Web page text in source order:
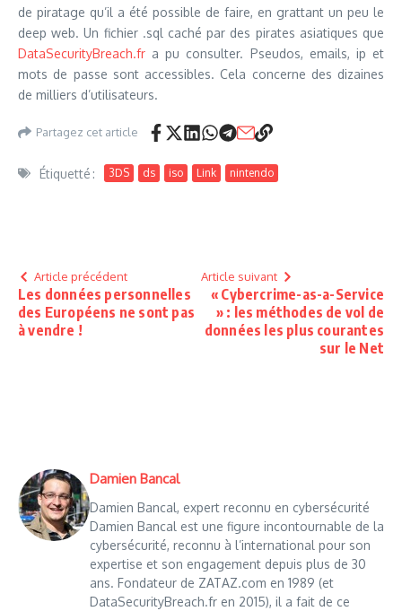
de piratage qu’il a été possible de faire, en grattant un peu le
deep web. Un fichier .sql caché par des pirates asiatiques que
DataSecurityBreach.fr a pu consulter. Pseudos, emails, ip et
mots de passe sont accessibles. Cela concerne des dizaines
de milliers d’utilisateurs.
Partagez cet article
Étiquetté : 3DS ds iso Link nintendo
Article précédent
Les données personnelles
des Européens ne sont pas
à vendre !
Article suivant
« Cybercrime-as-a-Service
» : les méthodes de vol de
données les plus courantes
sur le Net
Damien Bancal
Damien Bancal, expert reconnu en cybersécurité
Damien Bancal est une figure incontournable de la
cybersécurité, reconnu à l’international pour son
expertise et son engagement depuis plus de 30
ans. Fondateur de ZATAZ.com en 1989 (et
DataSecurityBreach.fr en 2015), il a fait de ce